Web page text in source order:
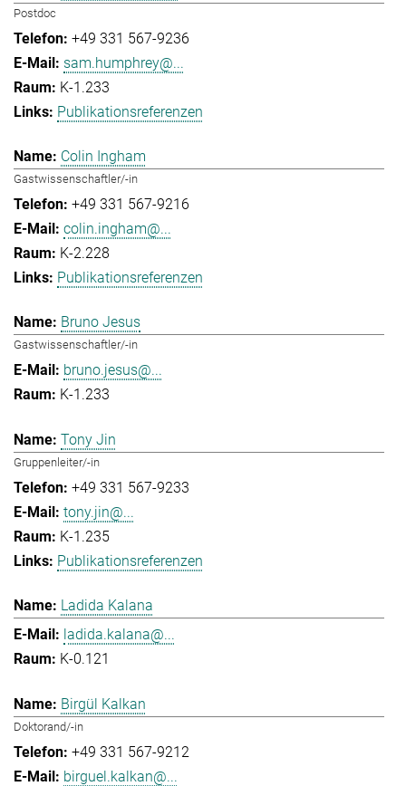
Postdoc
+49 331 567-9236
sam.humphrey@...
K-1.233
Publikationsreferenzen
Colin Ingham
Gastwissenschaftler/-in
+49 331 567-9216
colin.ingham@...
K-2.228
Publikationsreferenzen
Bruno Jesus
Gastwissenschaftler/-in
bruno.jesus@...
K-1.233
Tony Jin
Gruppenleiter/-in
+49 331 567-9233
tony.jin@...
K-1.235
Publikationsreferenzen
Ladida Kalana
ladida.kalana@...
K-0.121
Birgül Kalkan
Doktorand/-in
+49 331 567-9212
birguel.kalkan@...